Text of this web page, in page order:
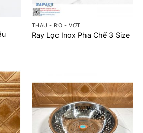
+
THAU - RỔ - VỢT
Ray Lọc Inox Pha Chế 3 Size